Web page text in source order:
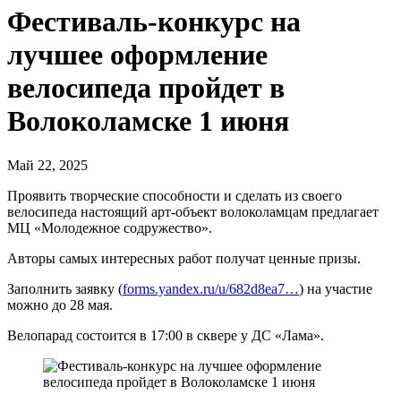
Фестиваль-конкурс на
лучшее оформление
велосипеда пройдет в
Волоколамске 1 июня
Май 22, 2025
Проявить творческие способности и сделать из своего
велосипеда настоящий арт-объект волоколамцам предлагает
МЦ «Молодежное содружество».
Авторы самых интересных работ получат ценные призы.
Заполнить заявку (forms.yandex.ru/u/682d8ea7…) на участие
можно до 28 мая.
Велопарад состоится в 17:00 в сквере у ДС «Лама».